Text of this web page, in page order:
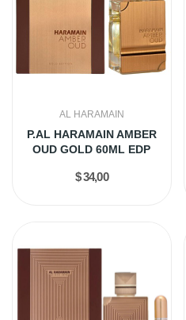
AL HARAMAIN
P.AL HARAMAIN AMBER
OUD GOLD 60ML EDP
$ 34,00